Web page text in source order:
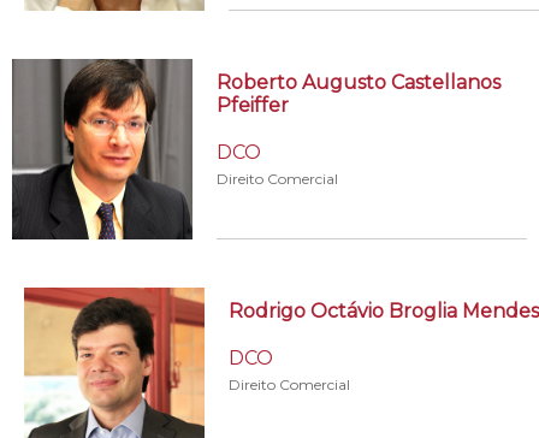
Roberto Augusto Castellanos
Pfeiffer
DCO
Direito Comercial
Rodrigo Octávio Broglia Mendes
DCO
Direito Comercial